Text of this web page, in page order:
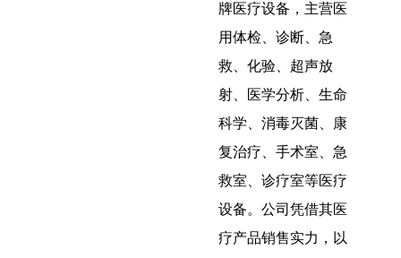
牌医疗设备，主营医
用体检、诊断、急
救、化验、超声放
射、医学分析、生命
科学、消毒灭菌、康
复治疗、手术室、急
救室、诊疗室等医疗
设备。公司凭借其医
疗产品销售实力，以